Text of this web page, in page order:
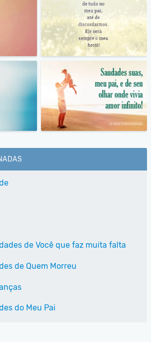
de Você que faz muita falta
de Quem Morreu
do Meu Pai